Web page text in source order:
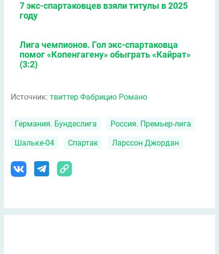
7 экс-спартаковцев взяли титулы в 2025
году
Лига чемпионов. Гол экс-спартаковца
помог «Копенгагену» обыграть «Кайрат»
(3:2)
Источник: твиттер Фабрицио Романо
Германия. Бундеслига Россия. Премьер-лига
Шальке-04 Спартак Ларссон Джордан